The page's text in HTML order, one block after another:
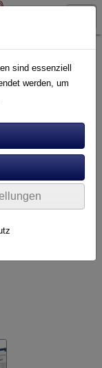
sind essenziell
werden, um